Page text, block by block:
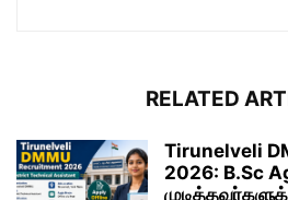
RELATED
Tirunelveli
2026: B.Sc